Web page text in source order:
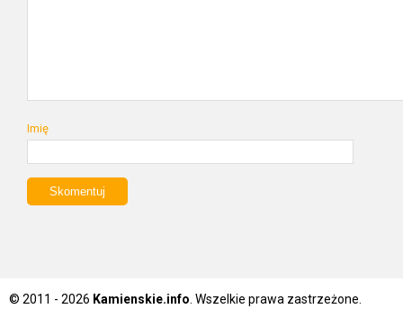
Imię
© 2011 - 2026 Kamienskie.info . Wszelkie prawa zastrzeżone.